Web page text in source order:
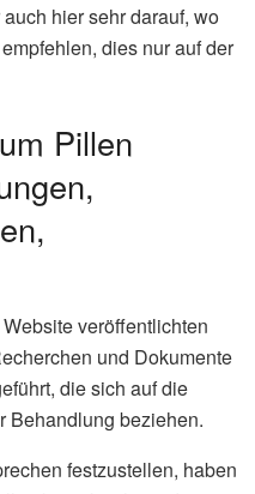
hier sehr darauf, wo
dies nur auf der
Pillen
veröffentlichten
und Dokumente
die sich auf die
Behandlung beziehen.
festzustellen, haben